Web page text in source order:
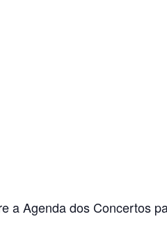
a Agenda dos Concertos